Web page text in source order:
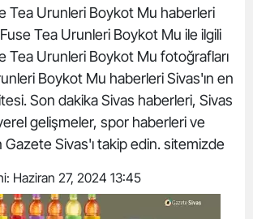
Tea Urunleri Boykot Mu haberleri
Tea Urunleri Boykot Mu ile ilgili
Tea Urunleri Boykot Mu fotoğrafları
Boykot Mu haberleri Sivas'ın en
Son dakika Sivas haberleri, Sivas
gelişmeler, spor haberleri ve
Gazete Sivas'ı takip edin. sitemizde
Haziran 27, 2024 13:45